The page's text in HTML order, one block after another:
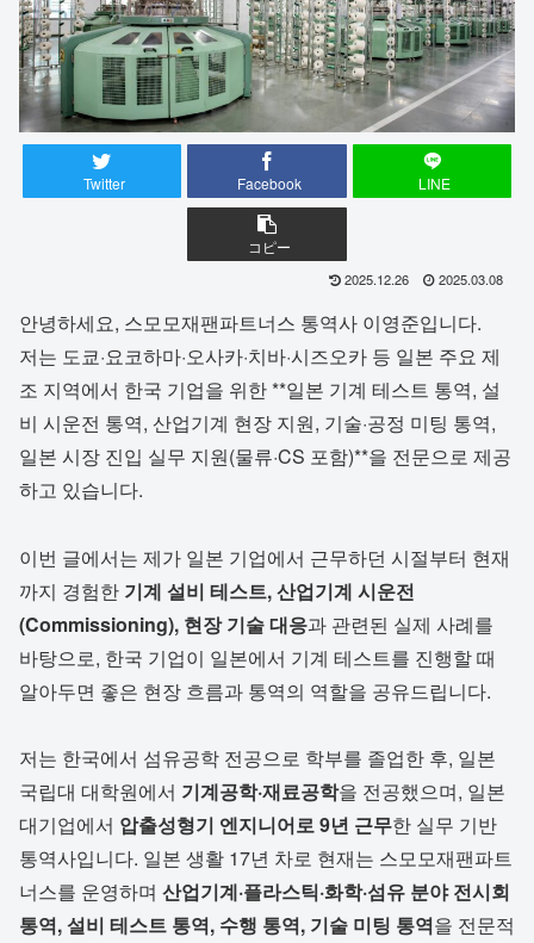
Twitter Facebook LINE
コピー
2025.12.26 2025.03.08
안녕하세요, 스모모재팬파트너스 통역사 이영준입니다.
저는 도쿄·요코하마·오사카·치바·시즈오카 등 일본 주요 제
조 지역에서 한국 기업을 위한 **일본 기계 테스트 통역, 설
비 시운전 통역, 산업기계 현장 지원, 기술·공정 미팅 통역,
일본 시장 진입 실무 지원(물류·CS 포함)**을 전문으로 제공
하고 있습니다.
이번 글에서는 제가 일본 기업에서 근무하던 시절부터 현재
까지 경험한 기계 설비 테스트, 산업기계 시운전
(Commissioning), 현장 기술 대응과 관련된 실제 사례를
바탕으로, 한국 기업이 일본에서 기계 테스트를 진행할 때
알아두면 좋은 현장 흐름과 통역의 역할을 공유드립니다.
저는 한국에서 섬유공학 전공으로 학부를 졸업한 후, 일본
국립대 대학원에서 기계공학·재료공학을 전공했으며, 일본
대기업에서 압출성형기 엔지니어로 9년 근무한 실무 기반
통역사입니다. 일본 생활 17년 차로 현재는 스모모재팬파트
너스를 운영하며 산업기계·플라스틱·화학·섬유 분야 전시회
통역, 설비 테스트 통역, 수행 통역, 기술 미팅 통역을 전문적